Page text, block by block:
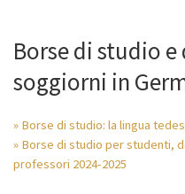
Borse di studio e
soggiorni in
» Borse di studio: la lingua
» Borse di studio per studenti,
professori 2024-2025